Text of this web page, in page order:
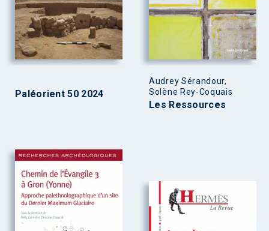
Paléorient 50 2024
Audrey Sérandour,
Solène Rey-Coquais
Les Ressources